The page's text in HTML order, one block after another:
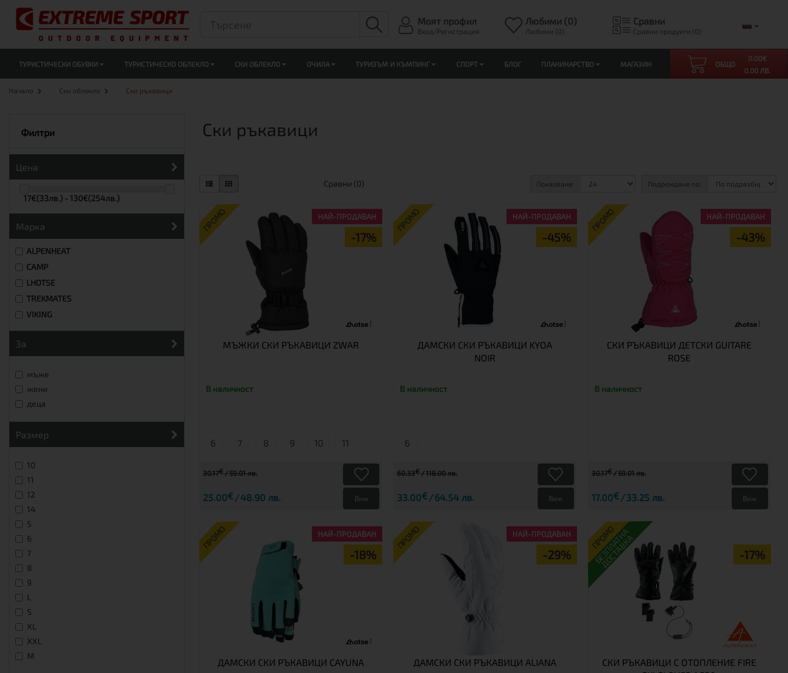
Моят профил
Вход/Регистрация
Любими (0)
Любими (0)
Сравни
Сравни продукти (0)
ТУРИСТИЧЕСКИ ОБУВКИ ТУРИСТИЧЕСКО ОБЛЕКЛО СКИ ОБЛЕКЛО ОЧИЛА ТУРИЗЪМ И КЪМПИНГ СПОРТ БЛОГ ПЛАНИНАРСТВО МАГАЗИН ОБЩО
0.00€
0.00 ЛВ.
Начало Ски облекло Ски ръкавици
Филтри
Цена
17€(33лв.) - 130€(254лв.)
Марка
ALPENHEAT
CAMP
LHOTSE
TREKMATES
VIKING
за
мъже
жени
деца
размер
10
11
12
14
5
6
7
8
9
L
S
XL
XXL
М
Ски ръкавици
Сравни (0) Подреждане по:
Показване:
ПРОМО
-17%
НАЙ-ПРОДАВАН
МЪЖКИ СКИ РЪКАВИЦИ ZWAR
В наличност
6 7 8 9 10 11
30.17€ 59.01 лв.
25.00€ 48.90 лв. Виж
ПРОМО
-45%
НАЙ-ПРОДАВАН
ДАМСКИ СКИ РЪКАВИЦИ KYOA
NOIR
В наличност
6
60.33€ 118.00 лв.
33.00€ 64.54 лв. Виж
ПРОМО
-43%
НАЙ-ПРОДАВАН
СКИ РЪКАВИЦИ ДЕТСКИ GUITARE
ROSE
В наличност
30.17€ 59.01 лв.
17.00€ 33.25 лв. Виж
ПРОМО
-18%
НАЙ-ПРОДАВАН
ДАМСКИ СКИ РЪКАВИЦИ CAYUNA
ПРОМО
-29%
НАЙ-ПРОДАВАН
ДАМСКИ СКИ РЪКАВИЦИ ALIANA
ПРОМО
-17%
БЕЗПЛАТНА
ДОСТАВКА
СКИ РЪКАВИЦИ С ОТОПЛЕНИЕ FIRE